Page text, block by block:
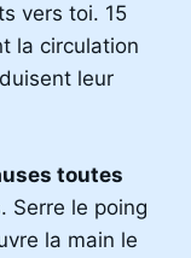
vers toi. 15
la circulation
leur
toutes
Serre le poing
la main le